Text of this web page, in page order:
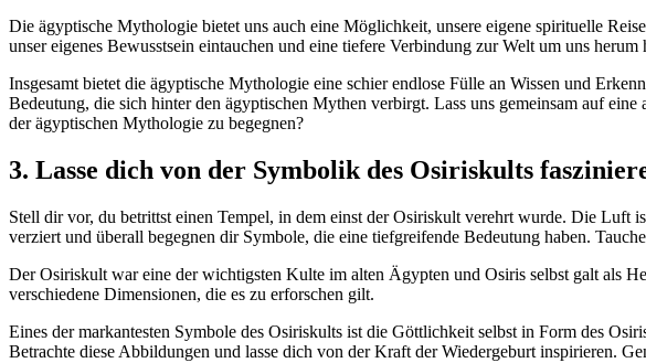
Die ägyptische Mythologie bietet uns auch eine Möglichkeit, unsere eigene spirituelle
unser eigenes Bewusstsein eintauchen und eine tiefere Verbindung zur Welt um uns herum
Insgesamt bietet die ägyptische Mythologie eine schier endlose Fülle an Wissen und
Bedeutung, die sich hinter den ägyptischen Mythen verbirgt. Lass uns gemeinsam auf
der ägyptischen Mythologie zu begegnen?
3. Lasse dich von der Symbolik des Osiriskults
Stell dir vor, du betrittst einen Tempel, in dem einst der Osiriskult verehrt wurde. Die
verziert und überall begegnen dir Symbole, die eine tiefgreifende Bedeutung haben.
Der Osiriskult war eine der wichtigsten Kulte im alten Ägypten und Osiris selbst galt als
verschiedene Dimensionen, die es zu erforschen gilt.
Eines der markantesten Symbole des Osiriskults ist die Göttlichkeit selbst in Form des
Betrachte diese Abbildungen und lasse dich von der Kraft der Wiedergeburt inspirieren.